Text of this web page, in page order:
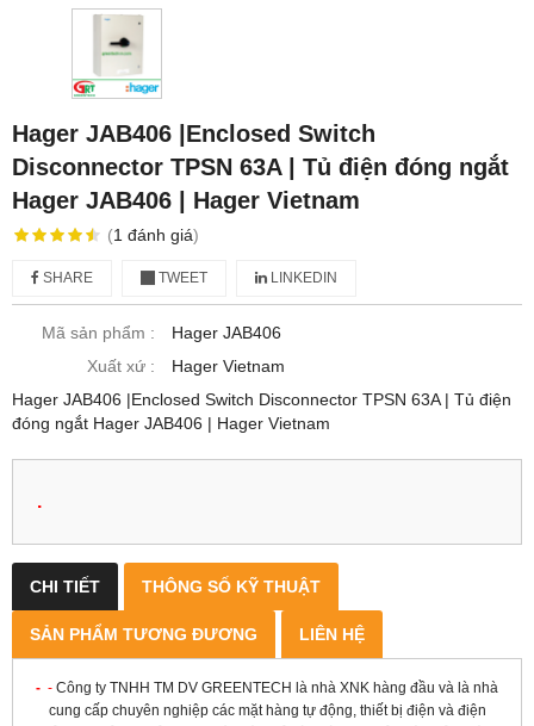
Hager JAB406 |Enclosed Switch
Disconnector TPSN 63A | Tủ điện đóng ngắt
Hager JAB406 | Hager Vietnam
(1 đánh giá)
SHARE TWEET LINKEDIN
Mã sản phẩm :
Hager JAB406
Xuất xứ :
Hager Vietnam
Hager JAB406 |Enclosed Switch Disconnector TPSN 63A | Tủ điện
đóng ngắt Hager JAB406 | Hager Vietnam
CHI TIẾT THÔNG SỐ KỸ THUẬT
SẢN PHẨM TƯƠNG ĐƯƠNG LIÊN HỆ
- - Công ty TNHH TM DV GREENTECH là nhà XNK hàng đầu và là nhà
cung cấp chuyên nghiệp các mặt hàng tự động, thiết bị điện và điện